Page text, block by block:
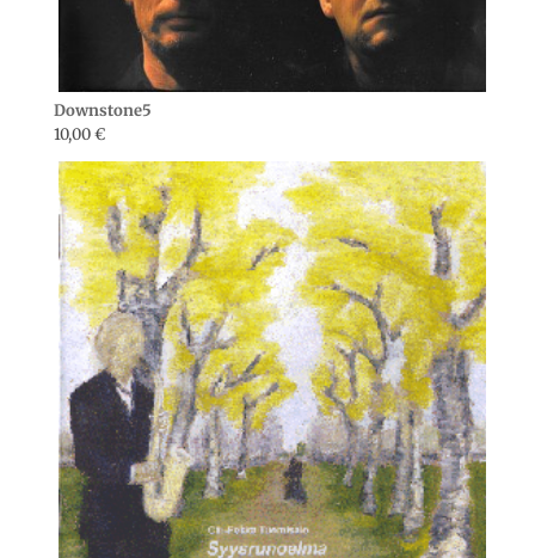
Downstone5
10,00€